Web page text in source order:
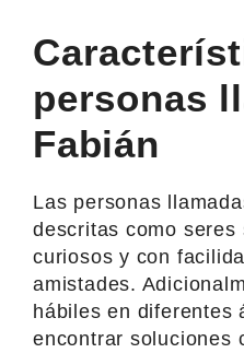
personas
Fabián
Las personas
descritas como
curiosos y con
amistades.
hábiles en diferentes
encontrar soluciones